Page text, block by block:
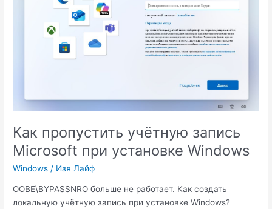
Как пропустить учётную запись
Microsoft при установке Windows
Windows / Изя Лайф
OOBE\BYPASSNRO больше не работает. Как создать
локальную учётную запись при установке Windows?